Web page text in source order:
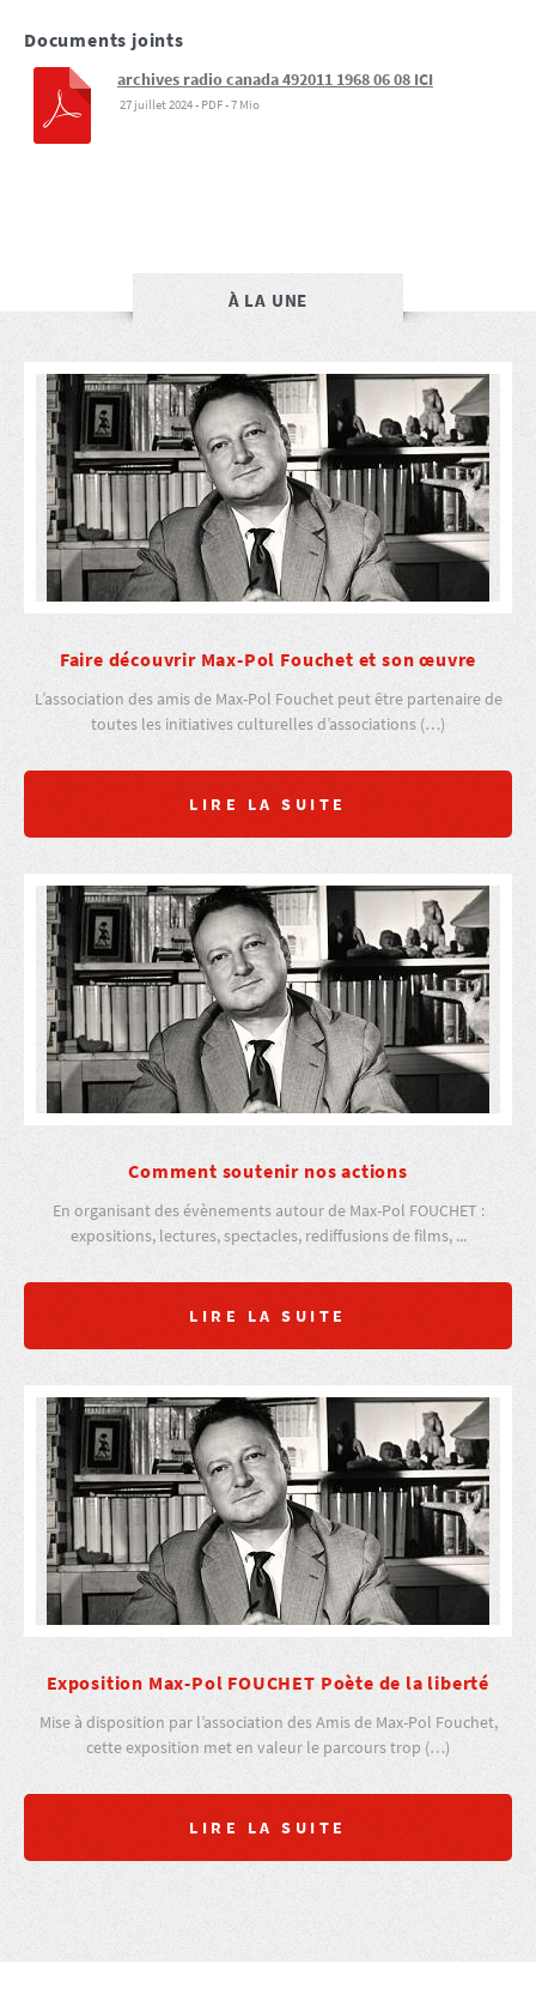
Documents joints
archives radio canada 492011 1968 06 08 ICI
27 juillet 2024- PDF-7 Mio
À LA UNE
Faire découvrir Max-Pol Fouchet et son œuvre
L’association des amis de Max-Pol Fouchet peut être partenaire de
toutes les initiatives culturelles d’associations (…)
LIRE LA SUITE
Comment soutenir nos actions
En organisant des évènements autour de Max-Pol FOUCHET :
expositions, lectures, spectacles, rediffusions de films, ...
LIRE LA SUITE
Exposition Max-Pol FOUCHET Poète de la liberté
Mise à disposition par l’association des Amis de Max-Pol Fouchet,
cette exposition met en valeur le parcours trop (…)
LIRE LA SUITE